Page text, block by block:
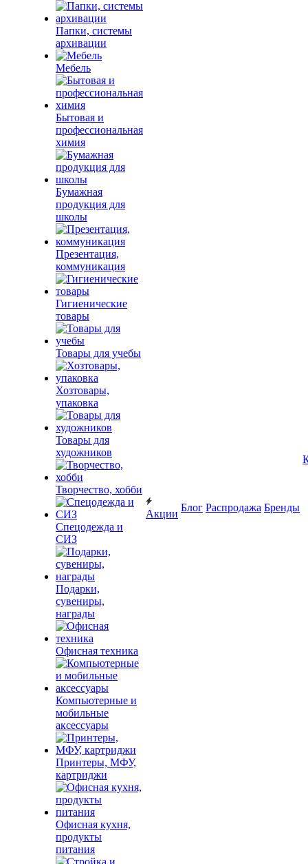
Папки, системы
архивации
Мебель
Бытовая и
профессиональная
химия
Бумажная
продукция для
школы
Презентация,
коммуникация
Гигиенические
товары
Товары для учебы
Хозтовары,
упаковка
Товары для
художников
Творчество, хобби
Спецодежда и
СИЗ
Подарки,
сувениры,
награды
Офисная техника
Компьютерные и
мобильные
аксессуары
Принтеры, МФУ,
картриджи
Офисная кухня,
продукты
питания
Акции
Блог Распродажа Бренды